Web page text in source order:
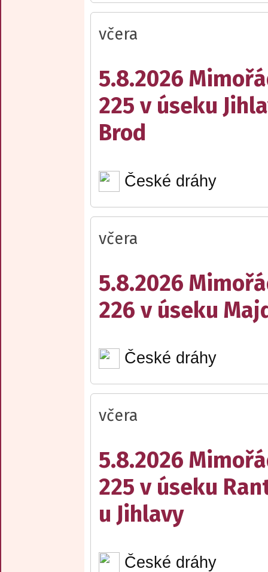
včera
5.8.2026
225 v úseku
Brod
České dráhy
včera
5.8.2026
226 v úseku
České dráhy
včera
5.8.2026
225 v úseku
u Jihlavy
České dráhy